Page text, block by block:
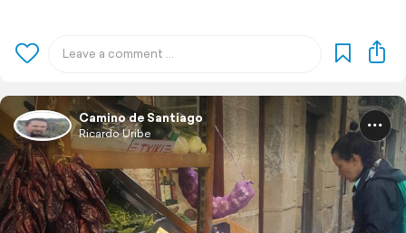
Camino de Santiago
Ricardo Uribe